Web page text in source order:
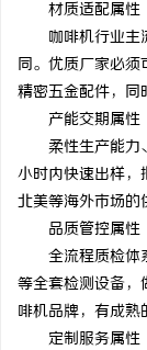
材质适配属性
咖啡机行业
同。优质厂家必
精密五金配件，同
产能交期属性
柔性生产能力
小时内快速出样，
北美等海外市场的
品质管控属性
全流程质检体
等全套检测设备，
啡机品牌，有成熟
定制服务属性